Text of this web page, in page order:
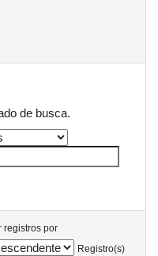
de busca.
registros por
Registro(s)